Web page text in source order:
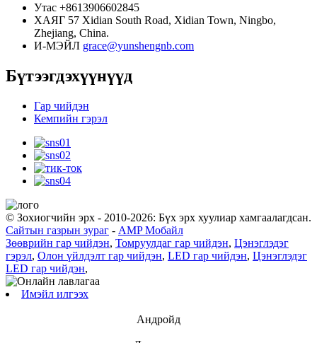
Утас +8613906602845
ХАЯГ 57 Xidian South Road, Xidian Town, Ningbo,
Zhejiang, China.
И-МЭЙЛ grace@yunshengnb.com
Бүтээгдэхүүнүүд
Гар чийдэн
Кемпийн гэрэл
© Зохиогчийн эрх - 2010-2026: Бүх эрх хуулиар хамгаалагдсан.
Сайтын газрын зураг - AMP Мобайл
Зөөврийн гар чийдэн, Томруулдаг гар чийдэн, Цэнэглэдэг
гэрэл, Олон үйлдэлт гар чийдэн, LED гар чийдэн, Цэнэглэдэг
LED гар чийдэн,
Имэйл илгээх
Андройд